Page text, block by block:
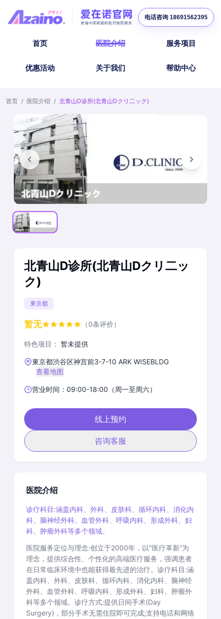
首页 医院介绍 服务项目
优惠活动 关于我们 帮助中心
电话咨询 18691562395
首页 / 医院介绍 / 北青山D诊所(北青山Dクリ二ック)
北青山D诊所(北青山Dクリ二ッ
ク)
東京都
暂无 （0条评价）
特色项目： 暂未提供
東京都渋谷区神宫前3-7-10 ARK WISEBLDG
查看地图
营业时间：09:00-18:00（周一至周六）
线上预约
咨询客服
医院介绍
诊疗科目:涵盖内科、外科、皮肤科、循环内科、消化内
科、脑神经外科、血管外科、呼吸内科、形成外科、妇
科、肿瘤外科等多个领域。
医院服务定位与理念:创立于2000年，以"医疗革新”为
理念，提供综合性、个性化的高端医疗服务，强调患者
在日常临床环境中也能获得最先进的治疗。诊疗科目:涵
盖内科、外科、皮肤科、循环内科、消化内科、脑神经
外科、血管外科、呼吸内科、形成外科、妇科、肿瘤外
科等多个领域。诊疗方式:提供日间手术(Day
Surgery)，部分手术无需住院即可完成;支持电话和网络